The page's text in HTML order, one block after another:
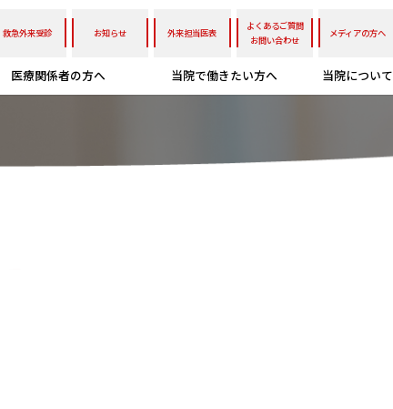
救急外来受診 お知らせ 外来担当医表
よくあるご質問
お問い合わせ
メディアの方へ
医療関係者の方へ 当院で働きたい方へ 当院について